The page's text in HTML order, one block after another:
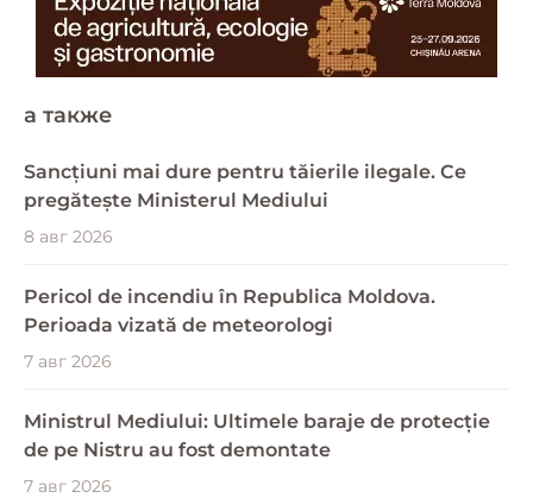
a также
Sancțiuni mai dure pentru tăierile ilegale. Ce
pregătește Ministerul Mediului
8 авг 2026
Pericol de incendiu în Republica Moldova.
Perioada vizată de meteorologi
7 авг 2026
Ministrul Mediului: Ultimele baraje de protecție
de pe Nistru au fost demontate
7 авг 2026